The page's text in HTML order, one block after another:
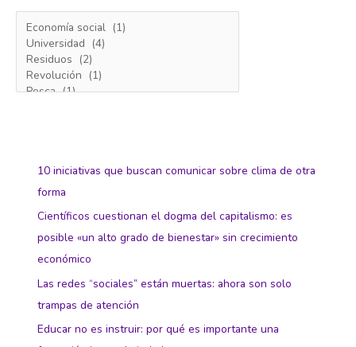
10 iniciativas que buscan comunicar sobre clima de otra
forma
Científicos cuestionan el dogma del capitalismo: es
posible «un alto grado de bienestar» sin crecimiento
económico
Las redes “sociales” están muertas: ahora son solo
trampas de atención
Educar no es instruir: por qué es importante una